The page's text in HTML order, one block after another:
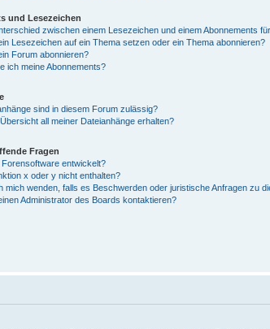
und Lesezeichen
zwischen einem Lesezeichen und einem Abonnements
Lesezeichen auf ein Thema setzen oder ein Thema abonnieren?
Forum abonnieren?
ich meine Abonnements?
sind in diesem Forum zulässig?
all meiner Dateianhänge erhalten?
Fragen
entwickelt?
x oder y nicht enthalten?
mich wenden, falls es Beschwerden oder juristische Anfragen zu
Administrator des Boards kontaktieren?